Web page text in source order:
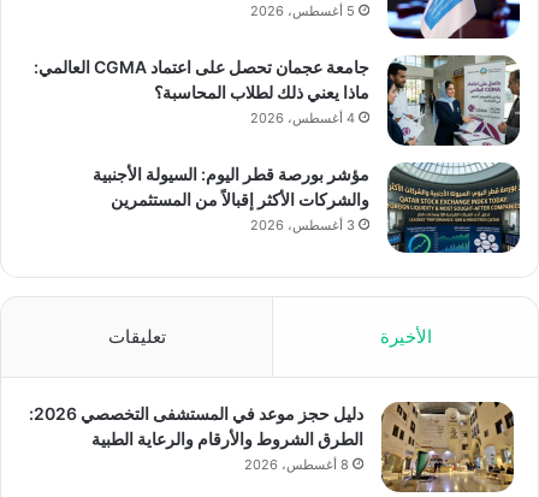
5 أغسطس، 2026
جامعة عجمان تحصل على اعتماد CGMA العالمي:
ماذا يعني ذلك لطلاب المحاسبة؟
4 أغسطس، 2026
مؤشر بورصة قطر اليوم: السيولة الأجنبية
والشركات الأكثر إقبالاً من المستثمرين
3 أغسطس، 2026
الأخيرة تعليقات
دليل حجز موعد في المستشفى التخصصي 2026:
الطرق الشروط والأرقام والرعاية الطبية
8 أغسطس، 2026